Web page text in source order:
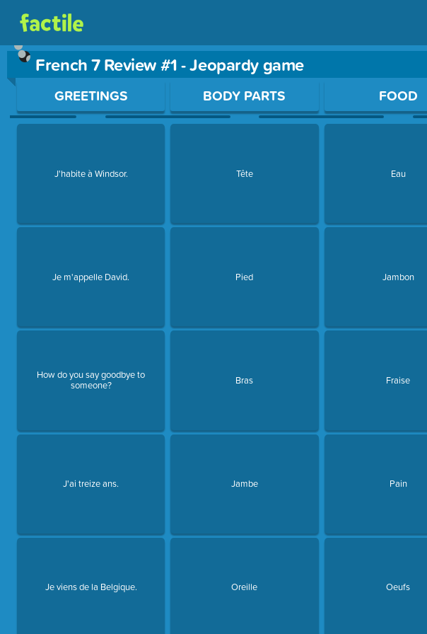
French 7 Review #1 - Jeopardy game
Use arrow keys to move between questions. Press Enter or Space to open a question.
GREETINGS
J'habite à Windsor.
Je m'appelle David.
How do you say goodbye to
someone?
J'ai treize ans.
Je viens de la Belgique.
BODY PARTS
Tête
Pied
Bras
Jambe
Oreille
FOOD
Eau
Jambon
Fraise
Pain
Oeufs